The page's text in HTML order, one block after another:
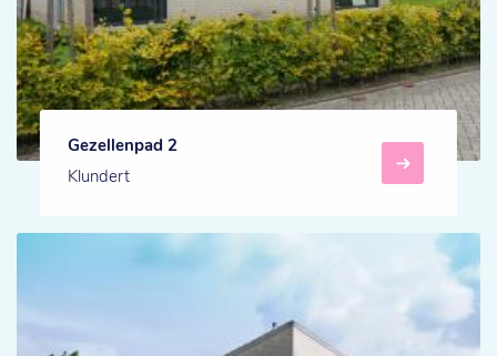
Gezellenpad 2
Klundert